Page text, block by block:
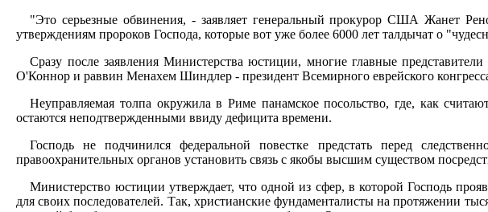
"Это серьезные обвинения, - заявляет генеральный прокурор США Жанет
утверждениям пророков Господа, которые вот уже более 6000 лет талдычат о
Сразу после заявления Министерства юстиции, многие главные
О'Коннор и раввин Менахем Шиндлер - президент Всемирного еврейского
Неуправляемая толпа окружила в Риме панамское посольство, где, как
остаются неподтвержденными ввиду дефицита времени.
Господь не подчинился федеральной повестке предстать перед
правоохранительных органов установить связь с якобы высшим существом
Министерство юстиции утверждает, что одной из сфер, в которой Господь
для своих последователей. Так, христианские фундаменталисты на протяжении